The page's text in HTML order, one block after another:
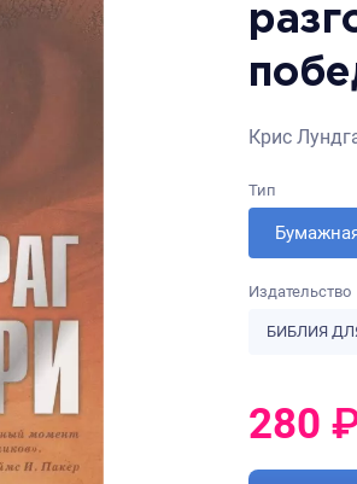
Крис
Тип
Издательство
БИБЛИЯ
280